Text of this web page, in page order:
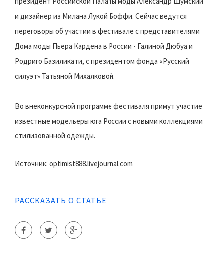
и дизайнер из Милана Лукой Боффи. Сейчас ведутся
переговоры об участии в фестивале с представителями
Дома моды Пьера Кардена в России - Галиной Дюбуа и
Родриго Базиликати, с президентом фонда «Русский
силуэт» Татьяной Михалковой.
Во внеконкурсной программе фестиваля примут участие
известные модельеры юга России с новыми коллекциями
стилизованной одежды.
Источник: optimist888.livejournal.com
РАССКАЗАТЬ О СТАТЬЕ